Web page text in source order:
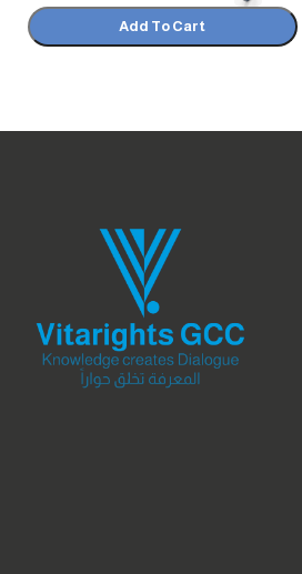
Add To Cart